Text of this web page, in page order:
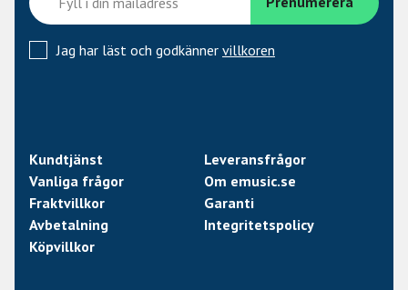
Jag har läst och godkänner villkoren
Kundtjänst
Leveransfrågor
Vanliga frågor
Om emusic.se
Fraktvillkor
Garanti
Avbetalning
Integritetspolicy
Köpvillkor